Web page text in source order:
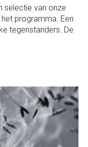
selectie van onze
programma. Een
tegenstanders. De